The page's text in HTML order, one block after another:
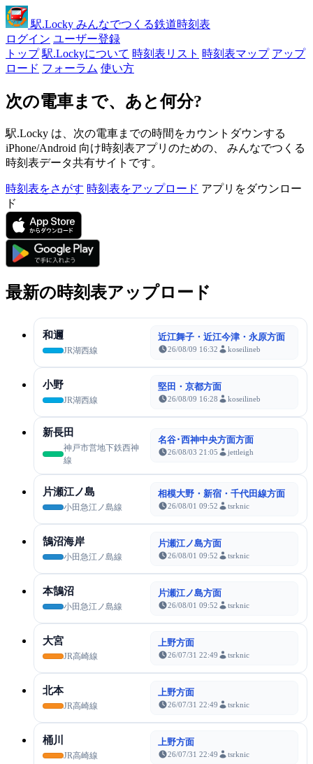
駅.Locky みんなでつくる鉄道時刻表
ログイン ユーザー登録
トップ 駅.Lockyについて 時刻表リスト 時刻表マップ アップ
ロード フォーラム 使い方
次の電車まで、あと何分?
駅.Locky は、次の電車までの時間をカウントダウンする
iPhone/Android 向け時刻表アプリのための、 みんなでつくる
時刻表データ共有サイトです。
時刻表をさがす 時刻表をアップロード アプリをダウンロー
ド
最新の時刻表アップロード
和邇
JR湖西線
近江舞子・近江今津・永原方面
26/08/09 16:32 koseilineb
小野
JR湖西線
堅田・京都方面
26/08/09 16:28 koseilineb
新長田
神戸市営地下鉄西神
線
名谷･西神中央方面方面
26/08/03 21:05 jettleigh
片瀬江ノ島
小田急江ノ島線
相模大野・新宿・千代田線方面
26/08/01 09:52 tsrknic
鵠沼海岸
小田急江ノ島線
片瀬江ノ島方面
26/08/01 09:52 tsrknic
本鵠沼
小田急江ノ島線
片瀬江ノ島方面
26/08/01 09:52 tsrknic
大宮
JR高崎線
上野方面
26/07/31 22:49 tsrknic
北本
JR高崎線
上野方面
26/07/31 22:49 tsrknic
桶川
JR高崎線
上野方面
26/07/31 22:49 tsrknic